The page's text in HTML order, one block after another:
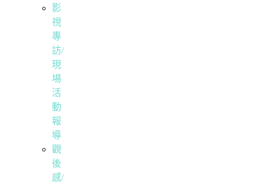
影
視
專
訪/
現
場
活
動
報
導
觀
後
感/